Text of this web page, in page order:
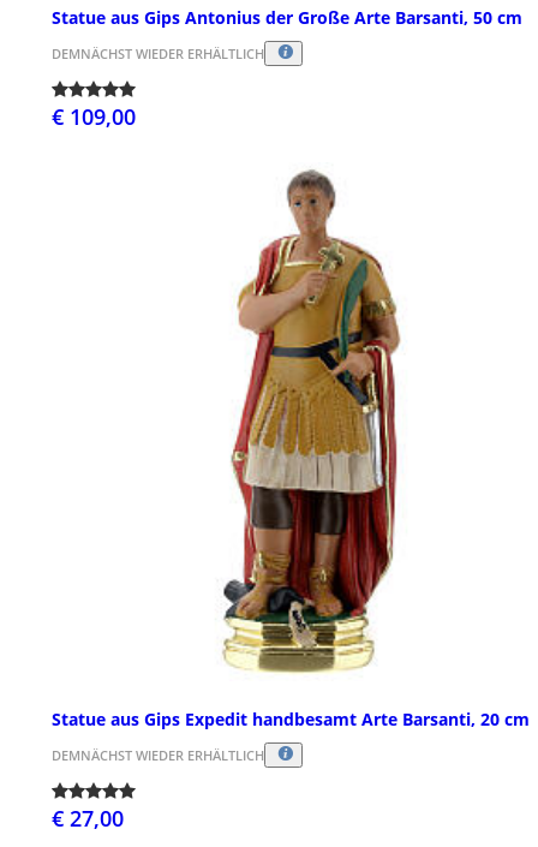
Statue aus Gips Antonius der Große Arte Barsanti, 50 cm
DEMNÄCHST WIEDER ERHÄLTLICH
€ 109,00
Statue aus Gips Expedit handbesamt Arte Barsanti, 20 cm
DEMNÄCHST WIEDER ERHÄLTLICH
€ 27,00